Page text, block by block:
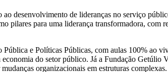
desenvolvimento de lideranças no serviço
pilares para uma liderança transformadora, com
e Políticas Públicas, com aulas 100% ao
do setor público. Já a Fundação
organizacionais em estruturas complexas.